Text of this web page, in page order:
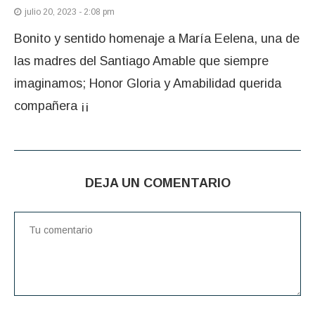
julio 20, 2023 - 2:08 pm
Bonito y sentido homenaje a María Eelena, una de
las madres del Santiago Amable que siempre
imaginamos; Honor Gloria y Amabilidad querida
compañera ¡¡
DEJA UN COMENTARIO